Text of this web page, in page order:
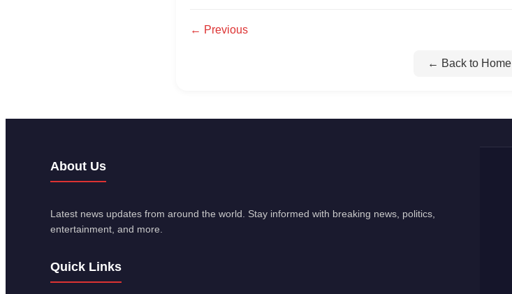
← Previous
← Back to Home
About Us
Latest news updates from around the world. Stay informed with breaking news, politics,
entertainment, and more.
Quick Links